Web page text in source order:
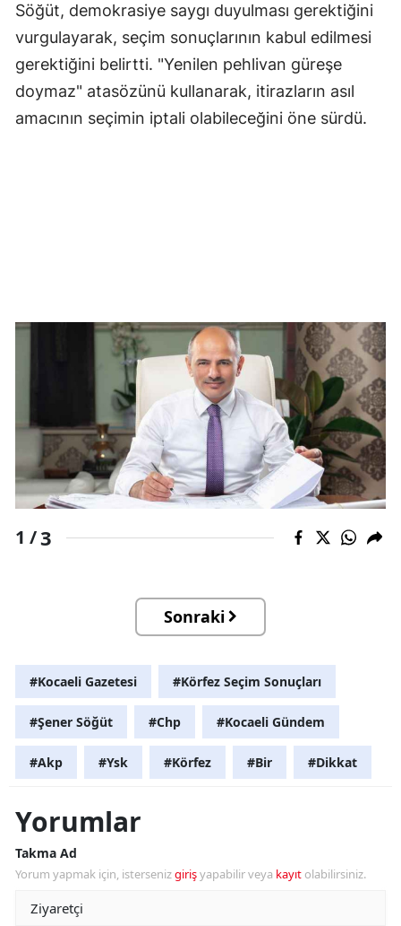
Söğüt, demokrasiye saygı duyulması gerektiğini
vurgulayarak, seçim sonuçlarının kabul edilmesi
gerektiğini belirtti. "Yenilen pehlivan güreşe
doymaz" atasözünü kullanarak, itirazların asıl
amacının seçimin iptali olabileceğini öne sürdü.
1 /3
Sonraki
#Kocaeli Gazetesi #Körfez Seçim Sonuçları
#Şener Söğüt #Chp #Kocaeli Gündem
#Akp #Ysk #Körfez #Bir #Dikkat
Yorumlar
Takma Ad
Yorum yapmak için, istersenizgirişyapabilir veya kayıt olabilirsiniz.